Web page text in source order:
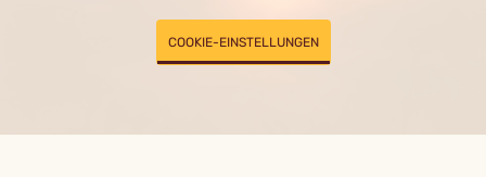
COOKIE-EINSTELLUNGEN